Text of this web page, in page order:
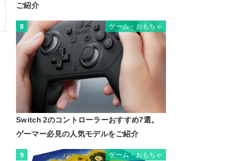
ご紹介
8 ゲーム・おもちゃ
Switch 2のコントローラーおすすめ7選。
ゲーマー必見の人気モデルをご紹介
9 ゲーム・おもちゃ